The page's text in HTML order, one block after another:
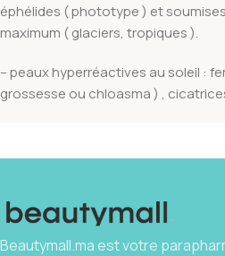
éphélides ( phototype ) et
maximum ( glaciers, tropiques ).
– peaux hyperréactives au soleil :
grossesse ou chloasma ) ,
Beautymall.ma est votre